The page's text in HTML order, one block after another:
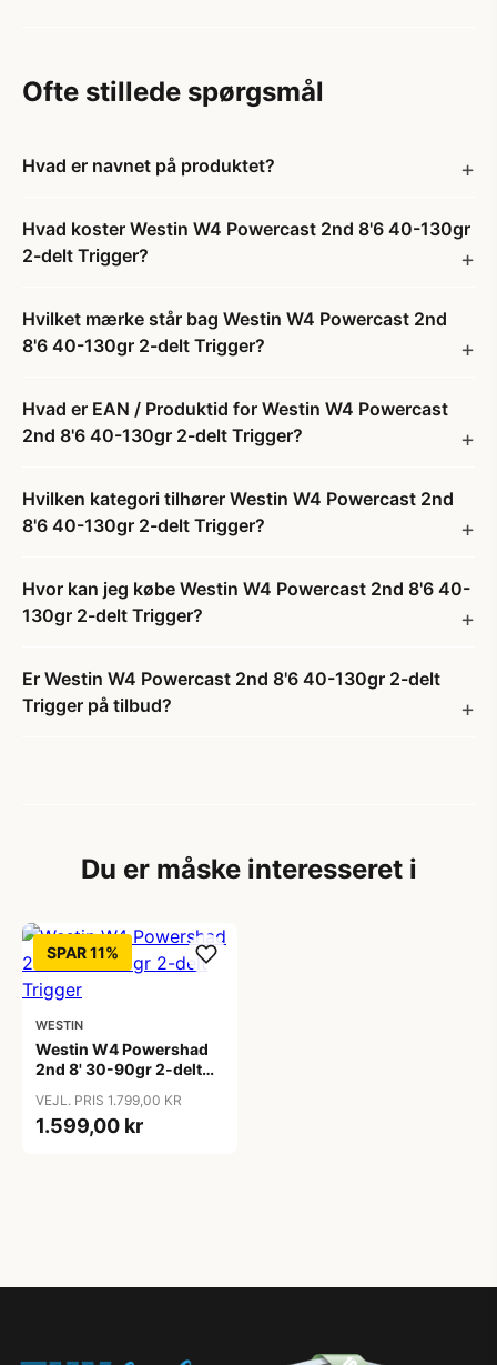
Ofte stillede spørgsmål
Hvad er navnet på produktet?
Hvad koster Westin W4 Powercast 2nd 8'6 40-130gr
2-delt Trigger?
Hvilket mærke står bag Westin W4 Powercast 2nd
8'6 40-130gr 2-delt Trigger?
Hvad er EAN / Produktid for Westin W4 Powercast
2nd 8'6 40-130gr 2-delt Trigger?
Hvilken kategori tilhører Westin W4 Powercast 2nd
8'6 40-130gr 2-delt Trigger?
Hvor kan jeg købe Westin W4 Powercast 2nd 8'6 40-
130gr 2-delt Trigger?
Er Westin W4 Powercast 2nd 8'6 40-130gr 2-delt
Trigger på tilbud?
Du er måske interesseret i
SPAR 11%
WESTIN
Westin W4 Powershad
2nd 8' 30-90gr 2-delt
VEJL. PRIS 1.799,00 KR
1.599,00 kr